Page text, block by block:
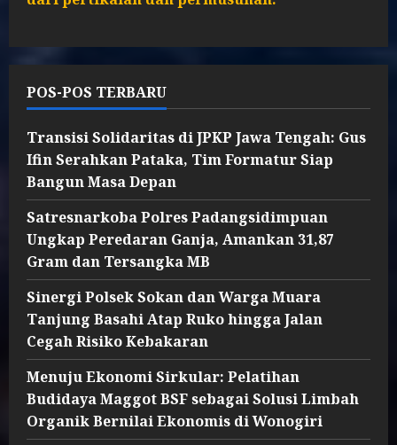
POS-POS TERBARU
Transisi Solidaritas di JPKP Jawa Tengah: Gus
Ifin Serahkan Pataka, Tim Formatur Siap
Bangun Masa Depan
Satresnarkoba Polres Padangsidimpuan
Ungkap Peredaran Ganja, Amankan 31,87
Gram dan Tersangka MB
Sinergi Polsek Sokan dan Warga Muara
Tanjung Basahi Atap Ruko hingga Jalan
Cegah Risiko Kebakaran
Menuju Ekonomi Sirkular: Pelatihan
Budidaya Maggot BSF sebagai Solusi Limbah
Organik Bernilai Ekonomis di Wonogiri